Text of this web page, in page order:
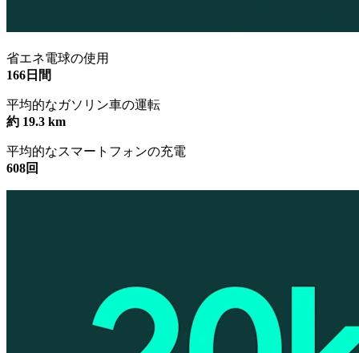
省エネ電球の使用
166日間
平均的なガソリン車の運転
約 19.3 km
平均的なスマートフォンの充電
608回